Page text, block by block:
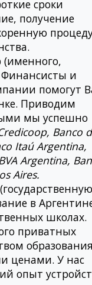
сроки
получение
(именного,
Финансисты и
помогут
Приводим
мы успешно
Banco
Itaú Argentina,
Argentina,
Aires.
в
школах.
приватных
ценами. У нас
опыт